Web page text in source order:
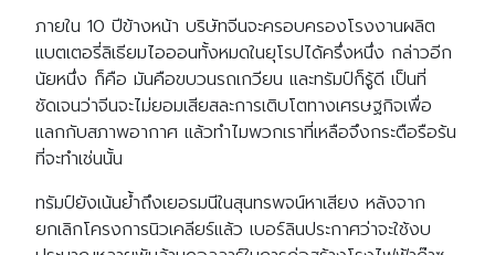
ภายใน 10 ปีข้างหน้า บริษัทจีนจะครอบครองโรงงานผลิต
แบตเตอรี่ลิเธียมไอออนทั้งหมดในยุโรปได้ครึ่งหนึ่ง กล่าวอีก
นัยหนึ่ง ก็คือ มันคือขบวนรถเกวียน และทรัมป์ก็รู้ดี เป็นที่
ชัดเจนว่าจีนจะไม่ยอมเสียสละการเติบโตทางเศรษฐกิจเพื่อ
แลกกับสภาพอากาศ แล้วทำไมพวกเราที่เหลือจึงกระตือรือร้น
ที่จะทำเช่นนั้น
ทรัมป์ยังเน้นย้ำถึงเยอรมนีในสุนทรพจน์หาเสียง หลังจาก
ยกเลิกโครงการนิวเคลียร์แล้ว เบอร์ลินประกาศว่าจะใช้งบ